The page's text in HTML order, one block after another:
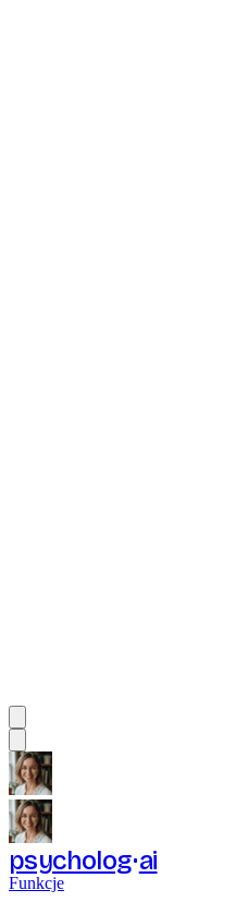
psycholog ai
Funkcje